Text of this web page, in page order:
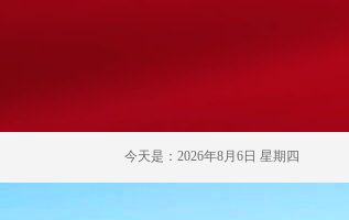
今天是：2026年8月6日 星期四